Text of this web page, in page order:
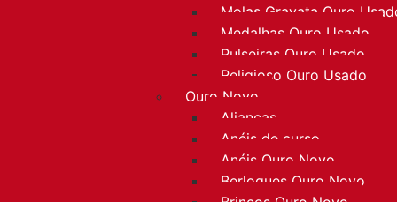
Molas Gravata Ouro
Medalhas Ouro Usado
Pulseiras Ouro Usado
Religioso Ouro Usado
Ouro Novo
Alianças
Anéis de curso
Anéis Ouro Novo
Berloques Ouro Novo